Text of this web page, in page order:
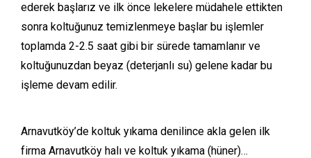
ederek başlarız ve ilk önce lekelere müdahele ettikten
sonra koltuğunuz temizlenmeye başlar bu işlemler
toplamda 2-2.5 saat gibi bir sürede tamamlanır ve
koltuğunuzdan beyaz (deterjanlı su) gelene kadar bu
işleme devam edilir.
Arnavutköy’de koltuk yıkama denilince akla gelen ilk
firma Arnavutköy halı ve koltuk yıkama (hüner)…